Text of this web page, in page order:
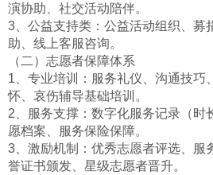
演协助、社交活动陪伴。
3、公益支持类：公益活动组织、募
助、线上客服咨询。
（二）志愿者保障体系
1、专业培训：服务礼仪、沟通技巧
怀、哀伤辅导基础培训。
2、服务支撑：数字化服务记录（时
愿档案、服务保险保障。
3、激励机制：优秀志愿者评选、服
誉证书颁发、星级志愿者晋升。